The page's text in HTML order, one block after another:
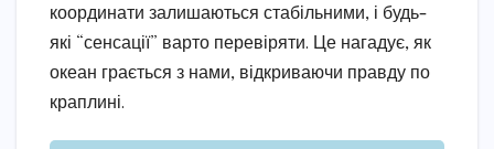
координати залишаються стабільними, і будь-
які “сенсації” варто перевіряти. Це нагадує, як
океан грається з нами, відкриваючи правду по
краплині.